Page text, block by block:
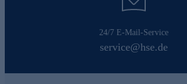
24/7 E-Mail-Service
service@hse.de